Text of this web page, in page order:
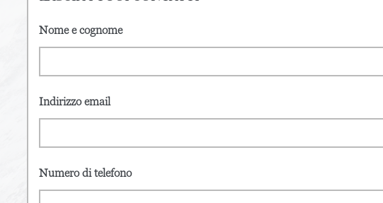
Nome e cognome
Indirizzo email
Numero di telefono